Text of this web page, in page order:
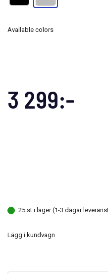
3 299:-
Available colors
25 st i lager (1-3 dagar
Lägg i kundvagn